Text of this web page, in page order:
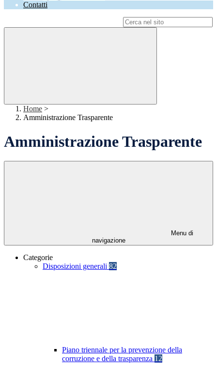
Contatti
Home >
Amministrazione Trasparente
Amministrazione Trasparente
Menu di
navigazione
Categorie
Disposizioni generali 82
Piano triennale per la prevenzione della
corruzione e della trasparenza 12